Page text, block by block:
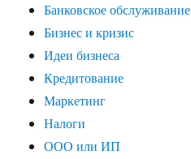
Банковское обслуживание
Бизнес и кризис
Идеи бизнеса
Кредитование
Маркетинг
Налоги
ООО или ИП